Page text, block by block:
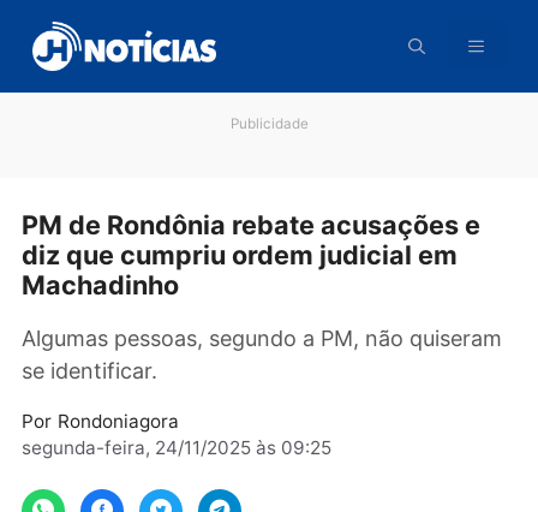
para
conteúdo
PM de Rondônia rebate acusações e
diz que cumpriu ordem judicial em
Algumas pessoas, segundo a PM, não
se identificar.
Por
segunda-feira, 24/11/2025 às 09:25